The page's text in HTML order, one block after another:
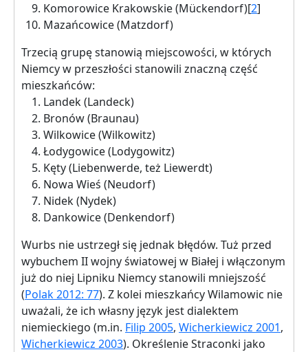
Komorowice Krakowskie (Mückendorf)[2]
Mazańcowice (Matzdorf)
Trzecią grupę stanowią miejscowości, w których
Niemcy w przeszłości stanowili znaczną część
mieszkańców:
Landek (Landeck)
Bronów (Braunau)
Wilkowice (Wilkowitz)
Łodygowice (Lodygowitz)
Kęty (Liebenwerde, też Liewerdt)
Nowa Wieś (Neudorf)
Nidek (Nydek)
Dankowice (Denkendorf)
Wurbs nie ustrzegł się jednak błędów. Tuż przed
wybuchem II wojny światowej w Białej i włączonym
już do niej Lipniku Niemcy stanowili mniejszość
(Polak 2012: 77). Z kolei mieszkańcy Wilamowic nie
uważali, że ich własny język jest dialektem
niemieckiego (m.in. Filip 2005, Wicherkiewicz 2001,
Wicherkiewicz 2003). Określenie Straconki jako